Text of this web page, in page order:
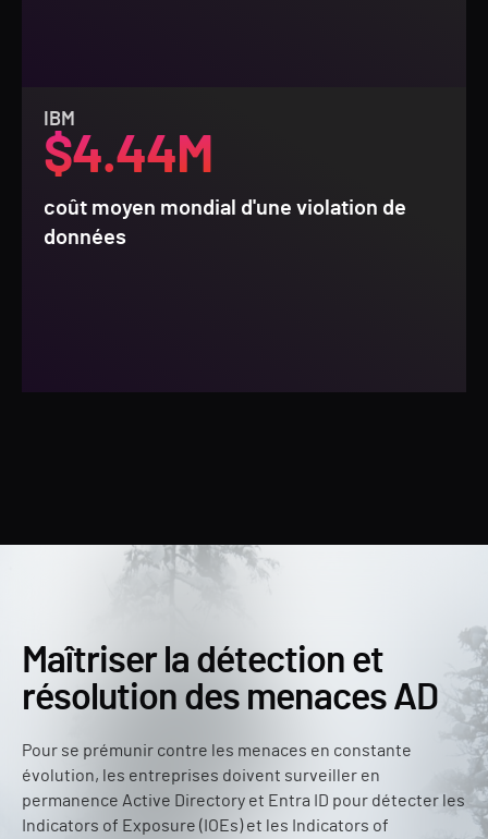
IBM
$4.44M
coût moyen mondial d'une violation de
données
Maîtriser la détection et
résolution des menaces AD
Pour se prémunir contre les menaces en constante
évolution, les entreprises doivent surveiller en
permanence Active Directory et Entra ID pour détecter les
Indicators of Exposure (IOEs) et les Indicators of